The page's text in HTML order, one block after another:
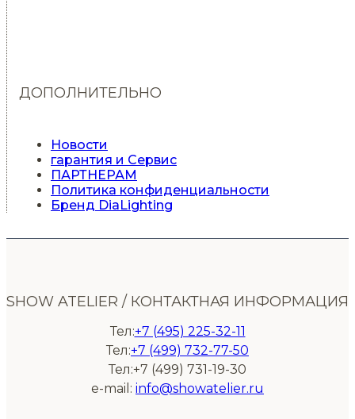
ДОПОЛНИТЕЛЬНО
Новости
гарантия и Сервис
ПАРТНЕРАМ
Политика конфиденциальности
Бренд DiaLighting
SHOW ATELIER / КОНТАКТНАЯ ИНФОРМАЦИЯ
Тел:+7 (495) 225-32-11
Тел:+7 (499) 732-77-50
Тел:+7 (499) 731-19-30
e-mail: info@showatelier.ru